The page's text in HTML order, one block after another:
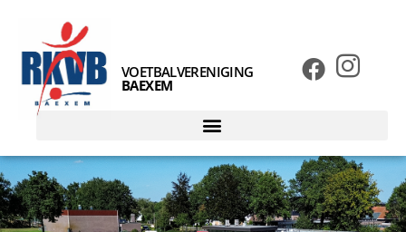
VOETBALVERENIGING
BAEXEM